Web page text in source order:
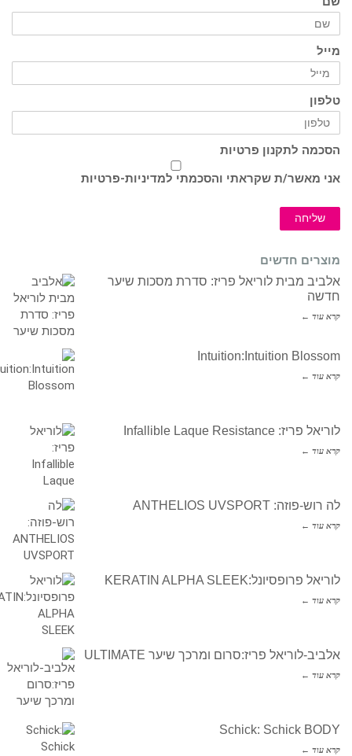
מייל
טלפון
הסכמה לתקנון פרטיות
אני מאשר/ת שקראתי והסכמתי למדיניות-פרטיות
שליחה
מוצרים חדשים
אלביב מבית לוריאל פריז: סדרת מסכות שיער
חדשה
קרא עוד ←
Intuition:Intuition Blossom
קרא עוד ←
לוריאל פריז: Infallible Laque Resistance
קרא עוד ←
לה רוש-פוזה: ANTHELIOS UVSPORT
קרא עוד ←
לוריאל פרופסיונל:KERATIN ALPHA SLEEK
קרא עוד ←
אלביב-לוריאל פריז:סרום ומרכך שיער ULTIMATE
קרא עוד ←
Schick: Schick BODY
קרא עוד ←